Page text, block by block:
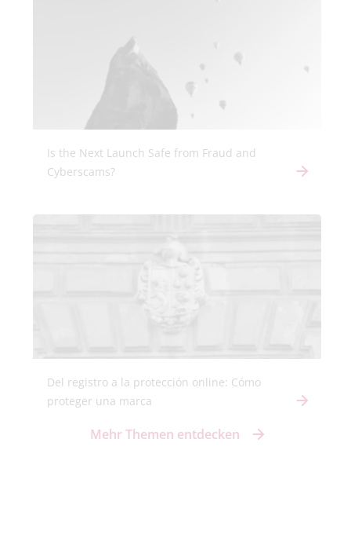
Is the Next Launch Safe from Fraud and
Cyberscams?
Del registro a la protección online: Cómo
proteger una marca
Mehr Themen entdecken